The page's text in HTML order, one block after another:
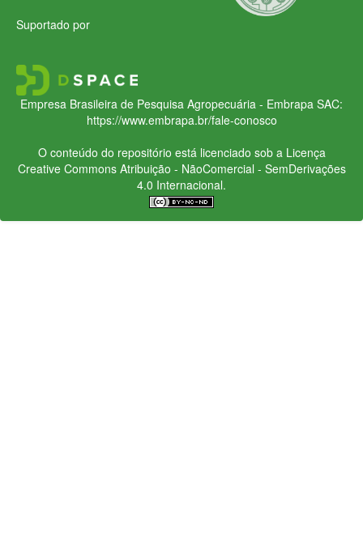
Suportado por
Empresa Brasileira de Pesquisa Agropecuária - Embrapa SAC:
https://www.embrapa.br/fale-conosco
O conteúdo do repositório está licenciado sob a Licença
Creative CommonsAtribuição - NãoComercial - SemDerivações
4.0 Internacional.